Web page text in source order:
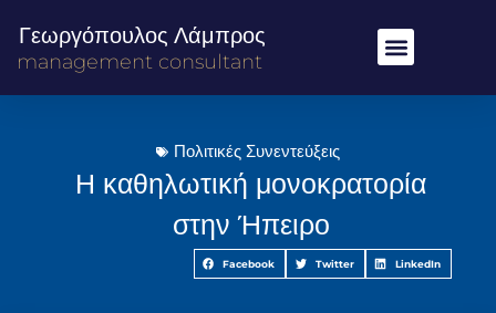
Γεωργόπουλος Λάμπρος
management consultant
Πολιτικές Συνεντεύξεις
Η καθηλωτική μονοκρατορία
στην Ήπειρο
Facebook Twitter LinkedIn